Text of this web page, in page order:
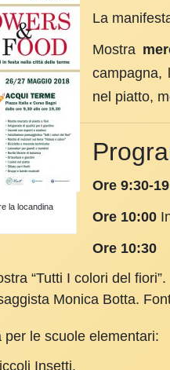
la locandina
La
Mostra
campagna,
nel piatto,
Ore 9:30-
Ore 10:00
Ore 10:30
“Tutti I colori del fiori”.
Monica Botta.
per le scuole elementari:
Insetti.